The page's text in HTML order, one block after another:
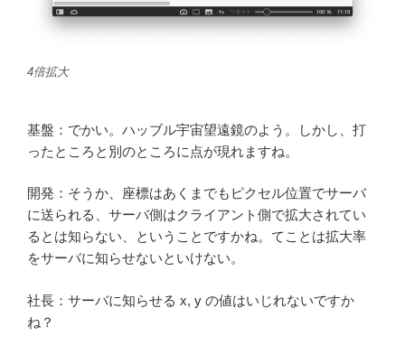
4倍拡大
基盤：でかい。ハッブル宇宙望遠鏡のよう。しかし、打
ったところと別のところに点が現れますね。
開発：そうか、座標はあくまでもピクセル位置でサーバ
に送られる、サーバ側はクライアント側で拡大されてい
るとは知らない、ということですかね。てことは拡大率
をサーバに知らせないといけない。
社長：サーバに知らせる x, y の値はいじれないですか
ね？